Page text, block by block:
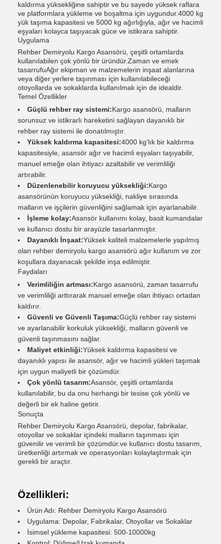
kaldırma yüksekliğine sahiptir ve bu sayede yüksek raflara
ve platformlara yükleme ve boşaltma için uygundur.4000 kg
yük taşıma kapasitesi ve 5000 kg ağırlığıyla, ağır ve hacimli
eşyaları kolayca taşıyacak güce ve istikrara sahiptir.
Uygulama
Rehber Demiryolu Kargo Asansörü, çeşitli ortamlarda
kullanılabilen çok yönlü bir üründür.Zaman ve emek
tasarrufuAğır ekipman ve malzemelerin inşaat alanlarına
veya diğer yerlere taşınması için kullanılabileceği
otoyollarda ve sokaklarda kullanılmak için de idealdir.
Temel Özellikler
Güçlü rehber ray sistemi:Kargo asansörü, malların
sorunsuz ve istikrarlı hareketini sağlayan dayanıklı bir
rehber ray sistemi ile donatılmıştır.
Yüksek kaldırma kapasitesi:4000 kg'lık bir kaldırma
kapasitesiyle, asansör ağır ve hacimli eşyaları taşıyabilir,
manuel emeğe olan ihtiyacı azaltabilir ve verimliliği
artırabilir.
Düzenlenebilir koruyucu yüksekliği:Kargo
asansörünün koruyucu yüksekliği, nakliye sırasında
malların ve işçilerin güvenliğini sağlamak için ayarlanabilir.
İşleme kolay:Asansör kullanımı kolay, basit kumandalar
ve kullanıcı dostu bir arayüzle tasarlanmıştır.
Dayanıklı İnşaat:Yüksek kaliteli malzemelerle yapılmış
olan rehber demiryolu kargo asansörü ağır kullanım ve zor
koşullara dayanacak şekilde inşa edilmiştir.
Faydaları
Verimliliğin artması:Kargo asansörü, zaman tasarrufu
ve verimliliği arttırarak manuel emeğe olan ihtiyacı ortadan
kaldırır.
Güvenli ve Güvenli Taşıma:Güçlü rehber ray sistemi
ve ayarlanabilir korkuluk yüksekliği, malların güvenli ve
güvenli taşınmasını sağlar.
Maliyet etkinliği:Yüksek kaldırma kapasitesi ve
dayanıklı yapısı ile asansör, ağır ve hacimli yükleri taşımak
için uygun maliyetli bir çözümdür.
Çok yönlü tasarım:Asansör, çeşitli ortamlarda
kullanılabilir, bu da onu herhangi bir tesise çok yönlü ve
değerli bir ek haline getirir.
Sonuçta
Rehber Demiryolu Kargo Asansörü, depolar, fabrikalar,
otoyollar ve sokaklar içindeki malların taşınması için
güvenilir ve verimli bir çözümdür.ve kullanıcı dostu tasarım,
üretkenliği artırmak ve operasyonları kolaylaştırmak için
gerekli bir araçtır.
Özellikleri:
Ürün Adı: Rehber Demiryolu Kargo Asansörü
Uygulama: Depolar, Fabrikalar, Otoyollar ve Sokaklar
İsimsel yükleme kapasitesi: 500-10000kg